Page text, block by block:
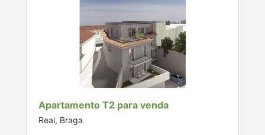
Apartamento T2 para venda
Real, Braga